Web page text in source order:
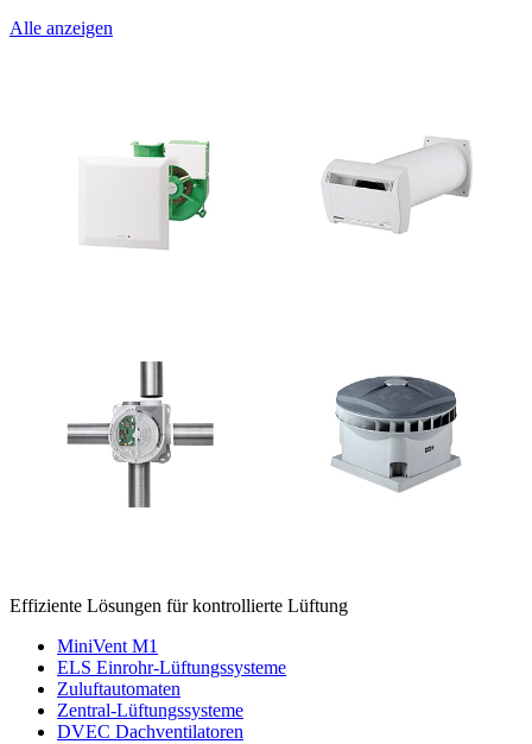
Alle anzeigen
Effiziente Lösungen für kontrollierte Lüftung
MiniVent M1
ELS Einrohr-Lüftungssysteme
Zuluftautomaten
Zentral-Lüftungssysteme
DVEC Dachventilatoren